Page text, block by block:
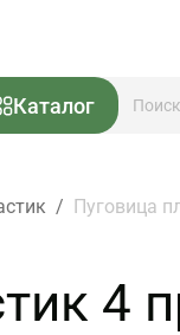
Каталог
/ Пуговица
4